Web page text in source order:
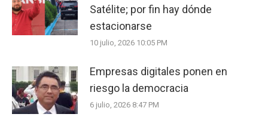
Satélite; por fin hay dónde
estacionarse
10 julio, 2026 10:05 PM
Empresas digitales ponen en
riesgo la democracia
6 julio, 2026 8:47 PM